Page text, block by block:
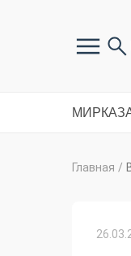
МИР
Главная /